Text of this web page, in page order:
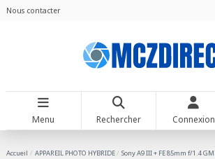
Nous contacter
Menu Rechercher Connexion
Accueil APPAREIL PHOTO HYBRIDE Sony A9 III + FE 85mm f/1.4 GM